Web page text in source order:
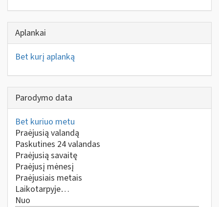
Aplankai
Bet kurį aplanką
Parodymo data
Bet kuriuo metu
Praėjusią valandą
Paskutines 24 valandas
Praėjusią savaitę
Praėjusį mėnesį
Praėjusiais metais
Laikotarpyje…
Nuo